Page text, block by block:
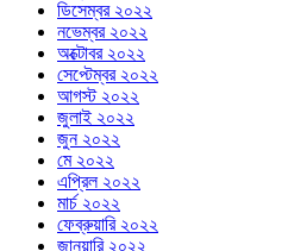
ডিসেম্বর ২০২২
নভেম্বর ২০২২
অক্টোবর ২০২২
সেপ্টেম্বর ২০২২
আগস্ট ২০২২
জুলাই ২০২২
জুন ২০২২
মে ২০২২
এপ্রিল ২০২২
মার্চ ২০২২
ফেব্রুয়ারি ২০২২
জানুয়ারি ২০২২